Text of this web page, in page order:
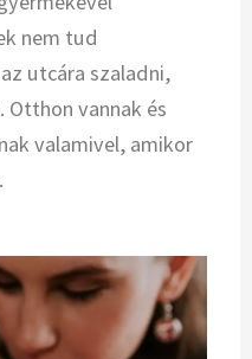
nem tud
utcára szaladni,
Otthon vannak és
valamivel, amikor